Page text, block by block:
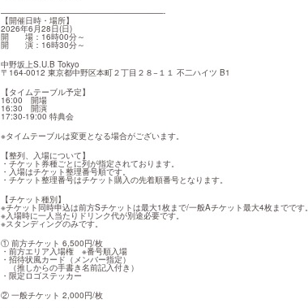
————————————————————-
【開催日時・場所】
2026年6月28日(日)
開　　場：16時00分～
開　　演：16時30分～
中野坂上S.U.B Tokyo
〒164-0012 東京都中野区本町２丁目２８−１１ 不二ハイツ B1
【タイムテーブル予定】
16:00　開場
16:30　開演
17:30-19:00 特典会
※タイムテーブルは変更となる場合がございます。
【整列、入場について】
・チケット券種ごとに列が指定されております。
・入場はチケット整理番号順です。
・チケット整理番号はチケット購入の先着順番号となります。
【チケット種別】
※チケット同時申込は前方Sチケットは最大1枚まで/一般Aチケット最大4枚までです。
※入場時に一人当たりドリンク代が別途必要です。
※スタンディングのみです。
① 前方チケット 6,500円/枚
・前方エリア入場権　※番号順入場
・招待状風カード（メンバー指定）
（推しからの手書き名前記入付き）
・限定ロゴステッカー
② 一般チケット 2,000円/枚